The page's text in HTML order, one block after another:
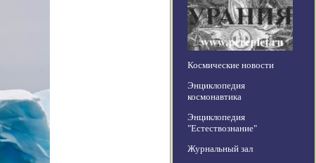
Космические новости
Энциклопедия
космонавтика
Энциклопедия
"Естествознание"
Журнальный зал